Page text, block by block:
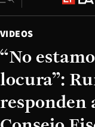
VIDEOS
“No
locura”:
responden